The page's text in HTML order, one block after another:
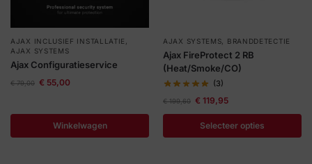
AJAX INCLUSIEF INSTALLATIE ,
AJAX SYSTEMS
Ajax Configuratieservice
€79,00 € 55,00
Winkelwagen
AJAX SYSTEMS, BRANDDETECTIE
Ajax FireProtect 2 RB
(Heat/Smoke/CO)
(3)
€199,60 € 119,95
Selecteer opties